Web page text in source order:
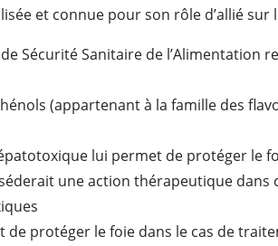
et connue pour son rôle d’allié sur
de Sécurité Sanitaire de
(appartenant à la famille des
lui permet de protéger le
une action thérapeutique dans
de protéger le foie dans le cas de